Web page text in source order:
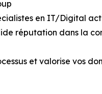
en IT/Digital
réputation dans la
et valorise vos